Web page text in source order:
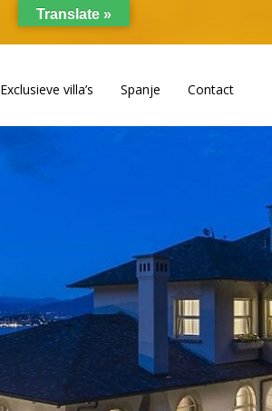
Exclusieve villa’s Spanje Contact
Translate »